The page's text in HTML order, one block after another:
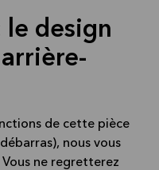
le design
de cette pièce
nous vous
ne regretterez